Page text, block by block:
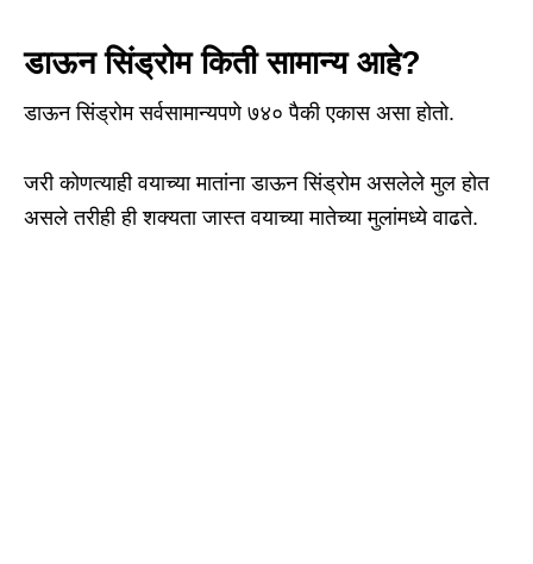
डाऊन सिंड्रोम किती सामान्य आहे?
डाऊन सिंड्रोम सर्वसामान्यपणे ७४० पैकी एकास असा होतो.
जरी कोणत्याही वयाच्या मातांना डाऊन सिंड्रोम असलेले मुल होत
असले तरीही ही शक्यता जास्त वयाच्या मातेच्या मुलांमध्ये वाढते.